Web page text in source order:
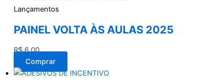
Lançamentos
PAINEL VOLTA ÀS AULAS 2025
R$6,00
Comprar